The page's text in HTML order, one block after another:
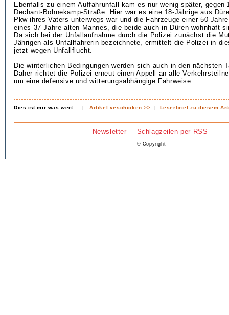
Ebenfalls zu einem Auffahrunfall kam es nur wenig später, gegen
Dechant-Bohnekamp-Straße. Hier war es eine 18-Jährige aus
Pkw ihres Vaters unterwegs war und die Fahrzeuge einer 50
eines 37 Jahre alten Mannes, die beide auch in Düren wohnhaft
Da sich bei der Unfallaufnahme durch die Polizei zunächst die
Jährigen als Unfallfahrerin bezeichnete, ermittelt die Polizei in
jetzt wegen Unfallflucht.
Die winterlichen Bedingungen werden sich auch in den nächsten
Daher richtet die Polizei erneut einen Appell an alle
um eine defensive und witterungsabhängige Fahrweise.
Dies ist mir was wert: |Artikel veschicken >> | Leserbrief zu diesem
Newsletter Schlagzeilen per RSS
© Copyright